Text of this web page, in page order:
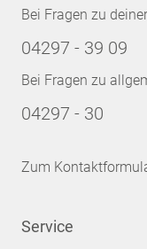
Bei Fragen zu
04297 - 39 09
Bei Fragen zu
04297 - 30
Zum
Service